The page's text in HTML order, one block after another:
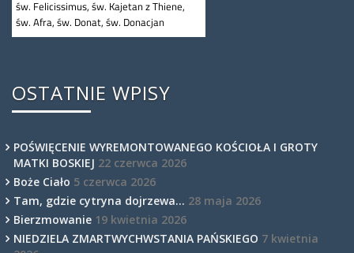
OSTATNIE WPISY
POŚWIĘCENIE WYREMONTOWANEGO KOŚCIOŁA I GROTY
MATKI BOSKIEJ 22 czerwca 2026
Boże Ciało 5 czerwca 2026
Tam, gdzie cytryna dojrzewa… 28 maja 2026
Bierzmowanie 19 kwietnia 2026
NIEDZIELA ZMARTWYCHWSTANIA PAŃSKIEGO 7 kwietnia